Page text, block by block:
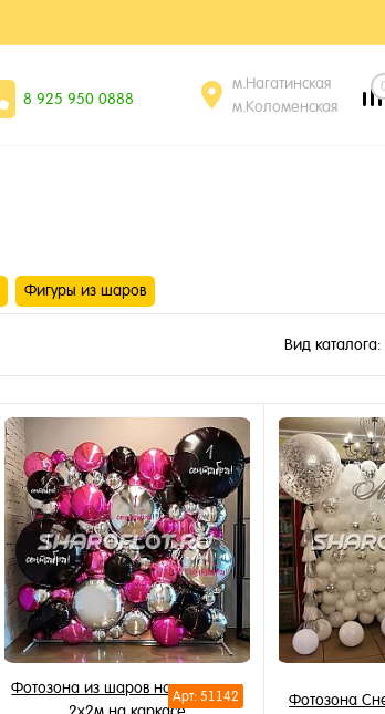
8 925 950 0888
м.Нагатинская
м.Коломенская
Фигуры из шаров
Вид каталога:
Арт: 51142
Фотозона из шаров на праздник
Фотозона